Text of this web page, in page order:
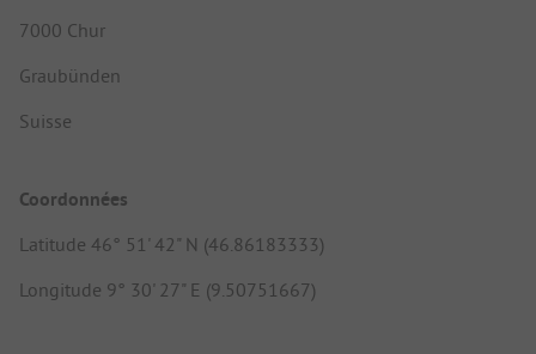
7000 Chur
Graubünden
Suisse
Coordonnées
Latitude 46° 51' 42" N (46.86183333)
Longitude 9° 30' 27" E (9.50751667)